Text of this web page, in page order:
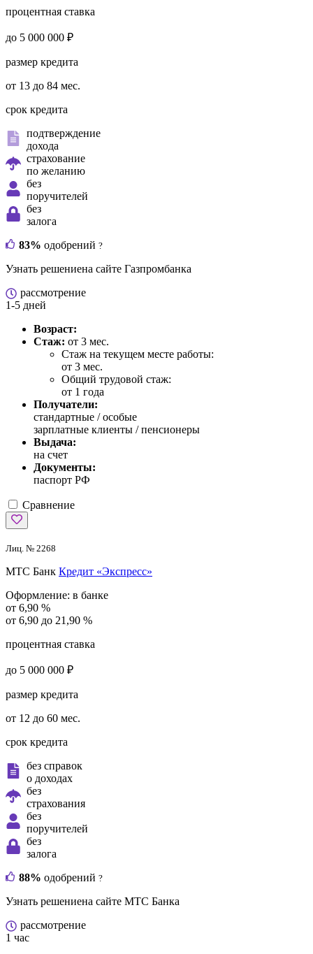
процентная ставка
до 5 000 000 ₽
размер кредита
от 13 до 84 мес.
срок кредита
подтверждение
дохода
страхование
по желанию
без
поручителей
без
залога
83% одобрений ?
Узнать решениена сайте Газпромбанка
рассмотрение
1-5 дней
Возраст:
Стаж: от 3 мес.
Стаж на текущем месте работы:
от 3 мес.
Общий трудовой стаж:
от 1 года
Получатели:
стандартные /особые
зарплатные клиенты / пенсионеры
Выдача:
на счет
Документы:
паспорт РФ
Сравнение
Лиц. № 2268
МТС Банк Кредит «Экспресс»
Оформление: в банке
от 6,90 %
от 6,90 до 21,90 %
процентная ставка
до 5 000 000 ₽
размер кредита
от 12 до 60 мес.
срок кредита
без справок
о доходах
без
страхования
без
поручителей
без
залога
88% одобрений ?
Узнать решениена сайте МТС Банка
рассмотрение
1 час